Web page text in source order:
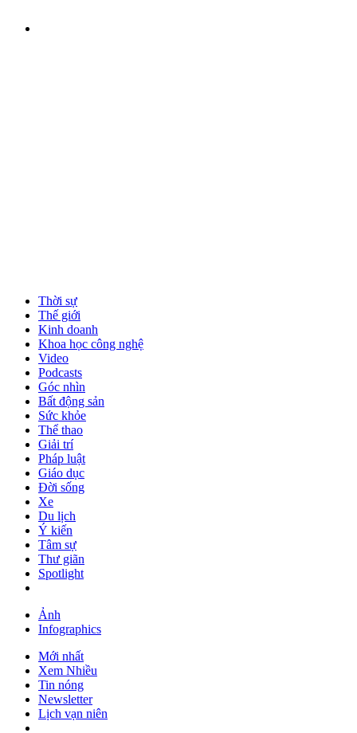
Thời sự
Thế giới
Kinh doanh
Khoa học công nghệ
Video
Podcasts
Góc nhìn
Bất động sản
Sức khỏe
Thể thao
Giải trí
Pháp luật
Giáo dục
Đời sống
Xe
Du lịch
Ý kiến
Tâm sự
Thư giãn
Spotlight
Ảnh
Infographics
Mới nhất
Xem Nhiều
Tin nóng
Newsletter
Lịch vạn niên